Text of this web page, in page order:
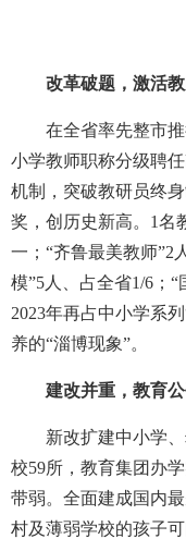
改革破题，激活教
在全省率先整市推
小学教师职称分级聘
机制，突破教研员终
奖，创历史新高。1名
一；“齐鲁最美教师”2
模”5人、占全省1/6；“
2023年再占中小学系
养的“淄博现象”。
建改并重，教育公
新改扩建中小学、
校59所，教育集团办
带弱。全面建成国内
村及薄弱学校的孩子